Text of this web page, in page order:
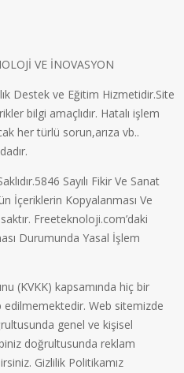
VE İNOVASYON
Destek ve Eğitim Hizmetidir.Site
bilgi amaçlıdır. Hatalı işlem
her türlü sorun,arıza vb..
Sayılı Fikir Ve Sanat
İçeriklerin Kopyalanması Ve
Freeteknoloji.com’daki
Durumunda Yasal İşlem
(KVKK) kapsamında hiç bir
edilmemektedir. Web sitemizde
genel ve kişisel
doğrultusunda reklam
Gizlilik Politikamız